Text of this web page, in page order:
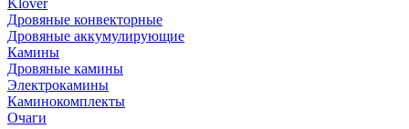
Klover
Дровяные конвекторные
Дровяные аккумулирующие
Камины
Дровяные камины
Электрокамины
Каминокомплекты
Очаги